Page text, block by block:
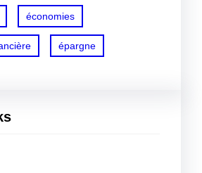
économies
épargne